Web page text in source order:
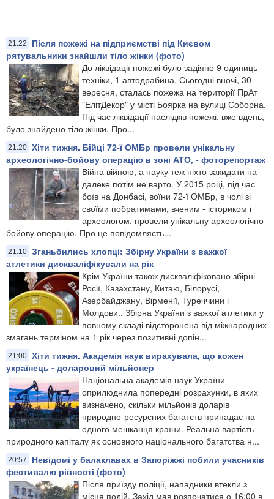
21:22
Після пожежі на підприємстві під Києвом
рятувальники знайшли тіло жінки (фото)
До ліквідації пожежі було задіяно 9 одиниць
техніки, 1 автодрабина. Сьогодні вночі, 30
вересня, сталась пожежа на території ПрАт
"ЕлітДекор" у місті Боярка на вулиці Соборна.
Під час ліквідації наслідків пожежі, вже вдень,
було знайдено тіло жінки. Про...
21:20 Хіти тижня. Бійці 72-ї ОМБр провели унікальну
археологічно-бойову операцію в зоні АТО, - фоторепортаж
Війна війною, а науку теж ніхто закидати на
далеке потім не варто. У 2015 році, під час
боїв на Донбасі, воїни 72-ї ОМБр, в чолі зі
своїми побратимами, вченим - істориком і
археологом, провели унікальну археологічно-
бойову операцію. Про це повідомляєть...
21:10 Зганьбились хлопці: Збірну України з важкої
атлетики дискваліфікували на рік
Крім України також дискваліфіковано збірні
Росії, Казахстану, Китаю, Білорусі,
Азербайджану, Вірменії, Туреччини і
Молдови.​. Збірна України з важкої атлетики у
повному складі відсторонена від міжнародних
змагань терміном на 1 рік через позитивні допін...
21:00 Хіти тижня. Академія наук вирахувала, що кожен
українець - доларовий мільйонер
​Національна академія наук України
оприлюднила попередні розрахунки, в яких
визначено, скільки мільйонів доларів
природно-ресурсних багатств припадає на
одного мешканця країни. Реальна вартість
природного капіталу як основного національного багатства н...
20:57
Невідомі у балаклавах в Запоріжжі побили учасників
фестивалю рівності (фото)
Після приїзду поліції, нападники втекли з
місця подій. Захід мав розпочатися о 16:00 в